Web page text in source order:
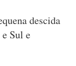
descida
Sul e